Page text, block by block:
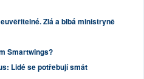
Zlá a blbá ministryně
Smartwings?
Lidé se potřebují smát